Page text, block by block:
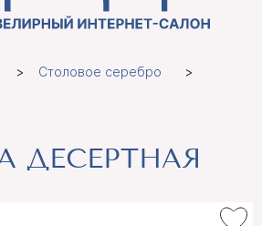
Столовое серебро
ДЕСЕРТНАЯ